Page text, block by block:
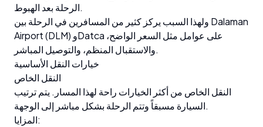
الرحلة بعد الهبوط.
ولهذا السبب يركز كثير من المسافرين في الرحلة بين Dalaman
Airport (DLM) وDatca على عوامل مثل السعر الواضح،
والاستقبال المنظم، والتوصيل المباشر.
خيارات النقل الأساسية
النقل الخاص
النقل الخاص من أكثر الخيارات راحة لهذا المسار. يتم ترتيب
السيارة مسبقاً وتتم الرحلة بشكل مباشر إلى الوجهة.
المزايا: